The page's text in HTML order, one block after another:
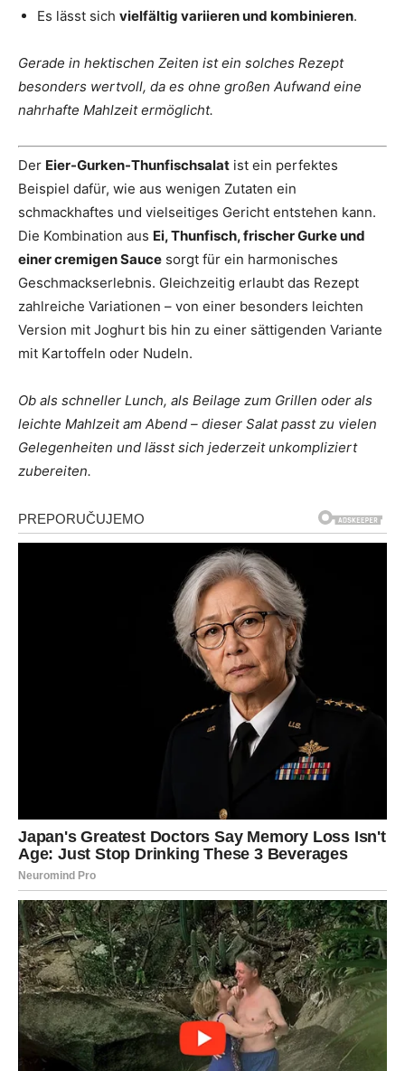
Es lässt sich vielfältig variieren und kombinieren.
Gerade in hektischen Zeiten ist ein solches Rezept
besonders wertvoll, da es ohne großen Aufwand eine
nahrhafte Mahlzeit ermöglicht.
Der Eier-Gurken-Thunfischsalat ist ein perfektes
Beispiel dafür, wie aus wenigen Zutaten ein
schmackhaftes und vielseitiges Gericht entstehen kann.
Die Kombination aus Ei, Thunfisch, frischer Gurke und
einer cremigen Sauce sorgt für ein harmonisches
Geschmackserlebnis. Gleichzeitig erlaubt das Rezept
zahlreiche Variationen – von einer besonders leichten
Version mit Joghurt bis hin zu einer sättigenden Variante
mit Kartoffeln oder Nudeln.
Ob als schneller Lunch, als Beilage zum Grillen oder als
leichte Mahlzeit am Abend – dieser Salat passt zu vielen
Gelegenheiten und lässt sich jederzeit unkompliziert
zubereiten.